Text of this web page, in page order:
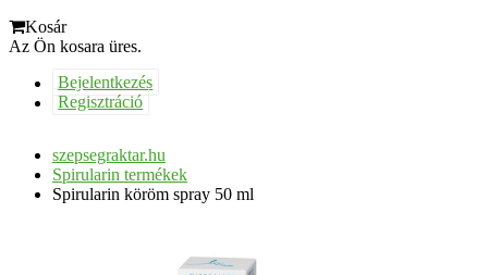
Kosár
Az Ön kosara üres.
Bejelentkezés
Regisztráció
szepsegraktar.hu
Spirularin termékek
Spirularin köröm spray 50 ml